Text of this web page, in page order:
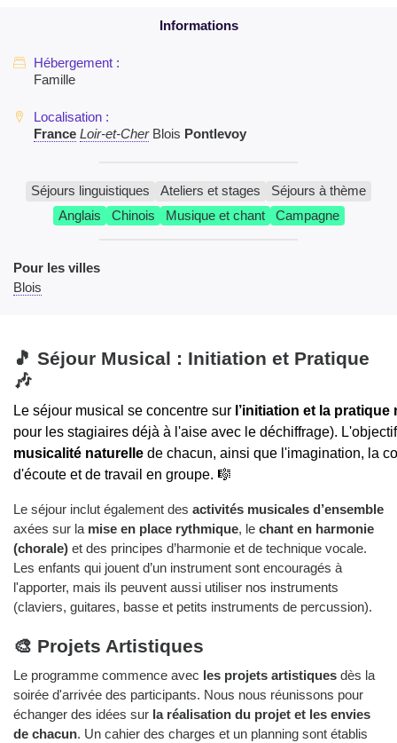
Famille
France Loir-et-CherBlois Pontlevoy
Séjours linguistiques Ateliers et stages
Séjours à thème
Anglais
Chinois Musique et chant Campagne
Pour les villes
Blois
🎵 Séjour Musical : Initiation et Pratique
🎶
Le séjour musical se concentre sur l’initiation et la
pour les stagiaires déjà à l'aise avec le déchiffrage).
musicalité naturelle de chacun, ainsi que l'imagination, la
d'écoute et de travail en groupe. 🎼
Le séjour inclut également des activités musicales d’ensemble
axées sur la mise en place rythmique, le chant en harmonie
(chorale) et des principes d’harmonie et de technique vocale.
Les enfants qui jouent d’un instrument sont encouragés à
l'apporter, mais ils peuvent aussi utiliser nos instruments
(claviers, guitares, basse et petits instruments de percussion).
🎨 Projets Artistiques
Le programme commence avec les projets artistiques dès la
soirée d'arrivée des participants. Nous nous réunissons pour
échanger des idées sur la réalisation du projet et les envies
de chacun. Un cahier des charges et un planning sont établis